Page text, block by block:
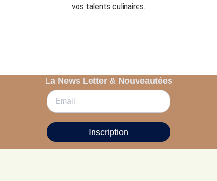
vos talents culinaires.
La News Letter & Nouveautées
Inscription